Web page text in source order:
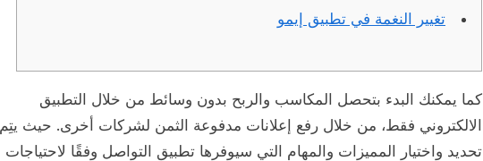
تغيير النغمة في تطبيق إيمو
كما يمكنك البدء بتحصل المكاسب والربح بدون وسائط من خلال التطبيق
الالكتروني فقط، من خلال رفع إعلانات مدفوعة الثمن لشركات أخرى. حيث يتِم
تحديد واختيار المميزات والمهام التي سيوفرها تطبيق التواصل وفقًا لاحتياجات